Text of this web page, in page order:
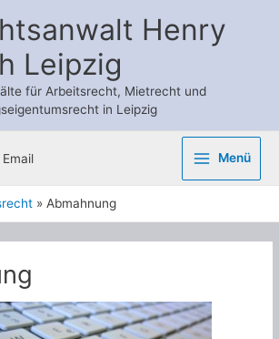
Henry
Leipzig
für Arbeitsrecht, Mietrecht und
in Leipzig
Email
Main
Menü
Abmahnung